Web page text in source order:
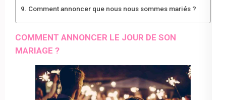
Comment annoncer que nous nous sommes mariés ?
COMMENT ANNONCER LE JOUR DE SON
MARIAGE ?